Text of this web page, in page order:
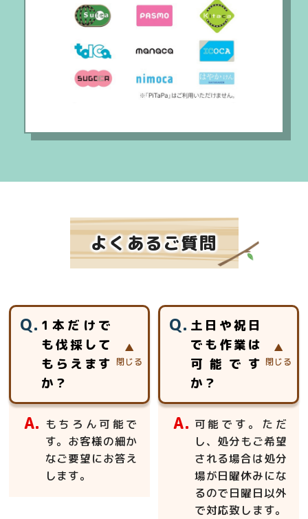
よくあるご質問
1本だけで
も伐採して
もらえます
か？
もちろん可能で
す。お客様の細か
なご要望にお答え
します。
土日や祝日
でも作業は
可能です
か？
可能です。ただ
し、処分もご希望
される場合は処分
場が日曜休みにな
るので日曜日以外
で対応致します。